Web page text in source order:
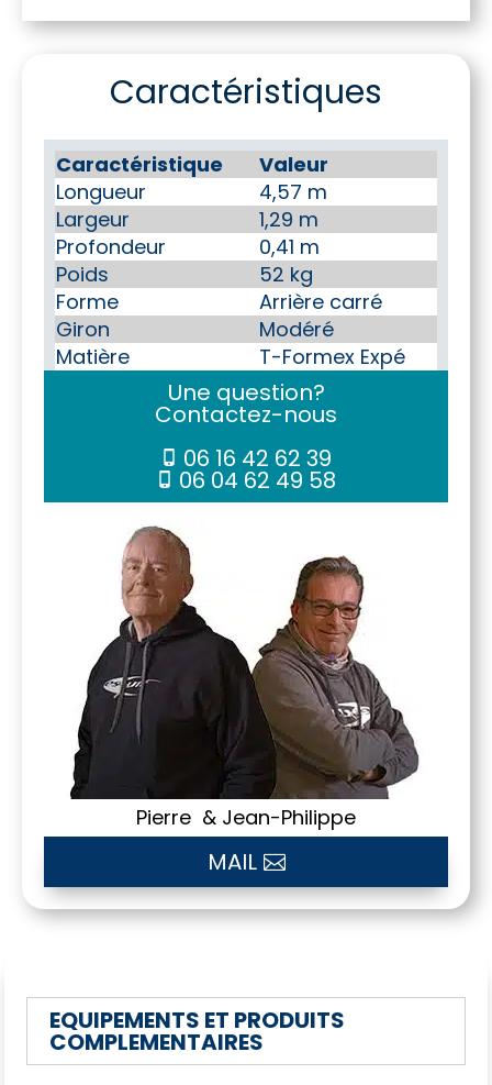
Caractéristiques
Caractéristique
Valeur
Longueur
4,57 m
Largeur
1,29 m
Profondeur
0,41 m
Poids
52 kg
Forme
Arrière carré
Giron
Modéré
Matière
T-Formex Expé
Une question?
Contactez-nous
06 16 42 62 39
06 04 62 49 58
Pierre & Jean-Philippe
MAIL
EQUIPEMENTS ET PRODUITS
COMPLEMENTAIRES